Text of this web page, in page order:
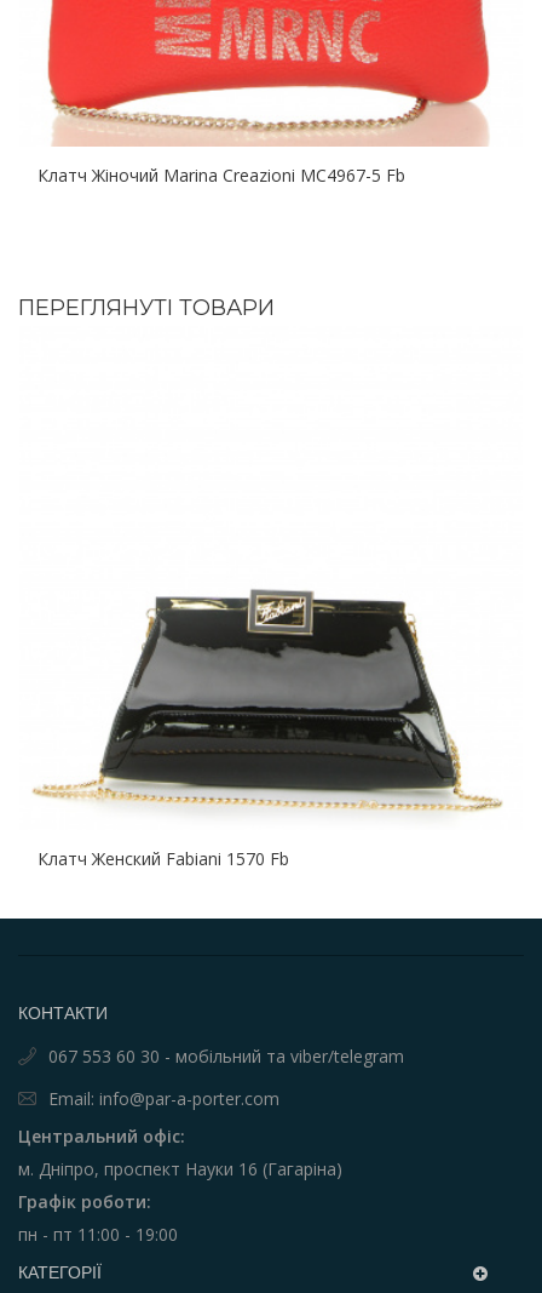
Клатч Жіночий Marina Creazioni MC4967-5 Fb
ПЕРЕГЛЯНУТІ ТОВАРИ
Клатч Женский Fabiani 1570 Fb
КОНТАКТИ
067 553 60 30 - мобільний та viber/telegram
Email: info@par-a-porter.com
Центральний офіс:
м. Дніпро, проспект Науки 16 (Гагаріна)
Графік роботи:
пн - пт 11:00 - 19:00
КАТЕГОРІЇ